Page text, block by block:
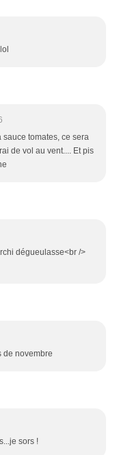
tomates, ce sera
de vol au vent.... Et pis
dégueulasse<br />
de novembre
sors !